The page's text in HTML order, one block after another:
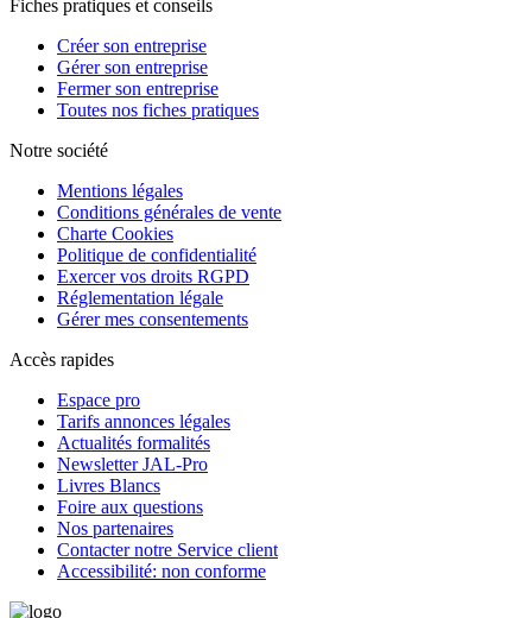
Fiches pratiques et conseils
Créer son entreprise
Gérer son entreprise
Fermer son entreprise
Toutes nos fiches pratiques
Notre société
Mentions légales
Conditions générales de vente
Charte Cookies
Politique de confidentialité
Exercer vos droits RGPD
Réglementation légale
Gérer mes consentements
Accès rapides
Espace pro
Tarifs annonces légales
Actualités formalités
Newsletter JAL-Pro
Livres Blancs
Foire aux questions
Nos partenaires
Contacter notre Service client
Accessibilité: non conforme